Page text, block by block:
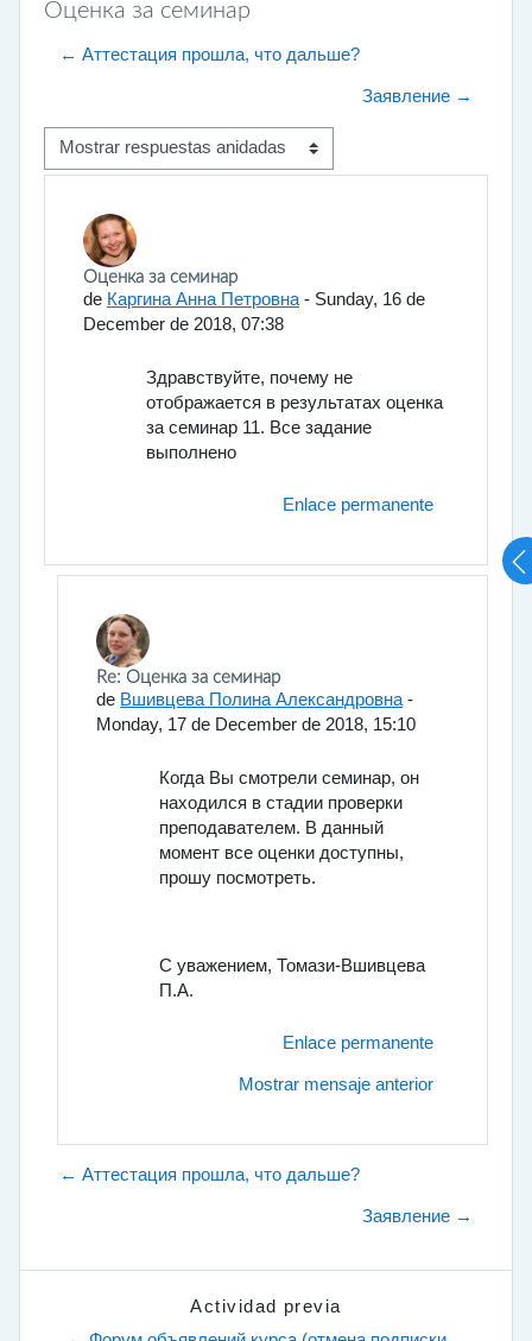
Оценка за семинар
← Аттестация прошла, что дальше?
Заявление →
Mostrar modo
Оценка за семинар
de Каргина Анна Петровна - Sunday, 16 de
December de 2018, 07:38
Número de respuestas: 1
Здравствуйте, почему не
отображается в результатах оценка
за семинар 11. Все задание
выполнено
Enlace permanente
En respuesta a Каргина Анна Петровна
Re: Оценка за семинар
de Вшивцева Полина Александровна -
Monday, 17 de December de 2018, 15:10
Когда Вы смотрели семинар, он
находился в стадии проверки
преподавателем. В данный
момент все оценки доступны,
прошу посмотреть.
С уважением, Томази-Вшивцева
П.А.
Enlace permanente
Mostrar mensaje anterior
← Аттестация прошла, что дальше?
Заявление →
Actividad previa